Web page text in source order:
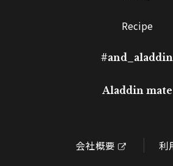
Recipe
#and_aladdin
Aladdin mate
会社概要 利